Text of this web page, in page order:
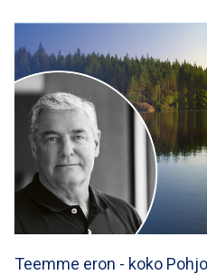
Teemme eron - koko